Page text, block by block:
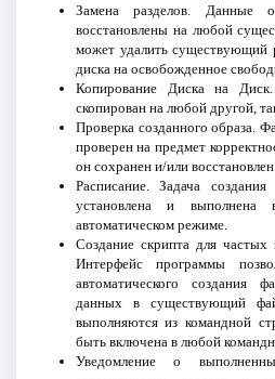
Замена разделов. Данные
восстановлены на любой
может удалить существующий
диска на освобожденное
Копирование Диска на
скопирован на любой другой,
Проверка созданного образа.
проверен на предмет
он сохранен и/или восстановлен.
Расписание. Задача
установлена и
автоматическом режиме.
Создание скрипта для частых
Интерфейс программы
автоматического создания
данных в существующий
выполняются из командной
быть включена в любой
Уведомление о